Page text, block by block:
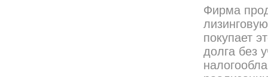
Фирма
покупает
долга без